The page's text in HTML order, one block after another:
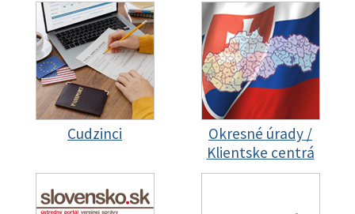
Cudzinci
Okresné úrady /
Klientske centrá